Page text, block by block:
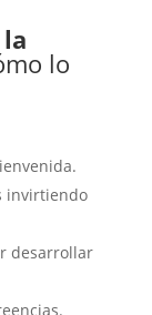
lo
invirtiendo
desarrollar